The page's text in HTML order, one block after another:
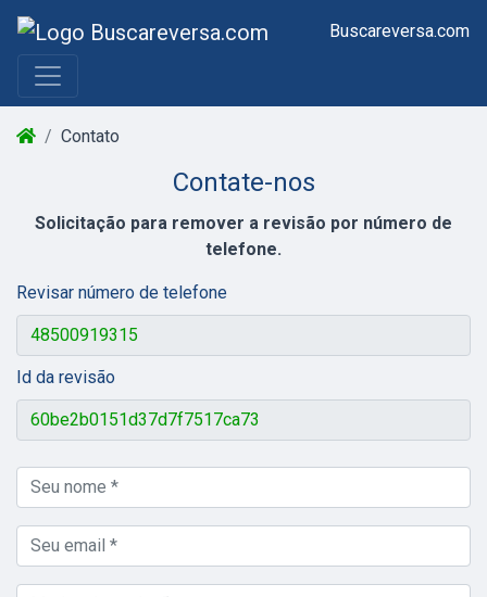
Buscareversa.com
Contato
Contate-nos
Solicitação para remover a revisão por número de
telefone.
Revisar número de telefone
Id da revisão